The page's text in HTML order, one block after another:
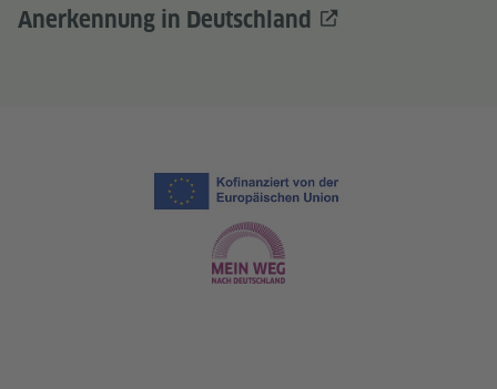
Anerkennung in Deutschland